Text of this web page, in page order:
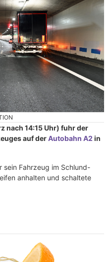
nach 14:15 Uhr) fuhr der
auf derAutobahn A2 in
sein Fahrzeug im Schlund-
anhalten und schaltete